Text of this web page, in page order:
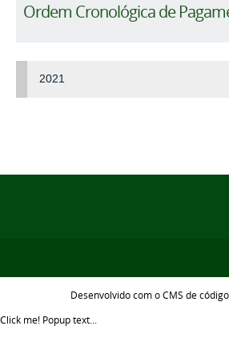
Ordem Cronológica de
2021
Desenvolvido com o CMS de
Click me! Popup text...